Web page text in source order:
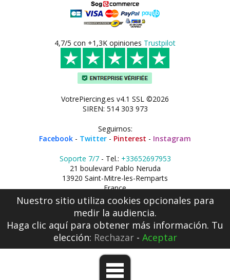
4,7/5 con +1,3K opiniones Trustpilot
VotrePiercing.es v4.1 SSL ©2026
SIREN: 514 303 973
Seguirnos:
Facebook - Twitter - Pinterest - Instagram
Soporte 7/7- Tel.: +33652697953
21 boulevard Pablo Neruda
13920 Saint-Mitre-les-Remparts
France
Nuestro sitio utiliza cookies opcionales para
medir la audiencia.
Haga clic aquípara obtener más información. Tu
elección: Rechazar- Aceptar